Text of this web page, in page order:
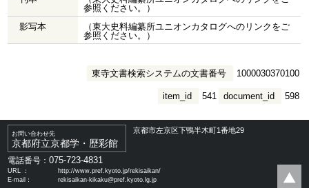
参照ください。）
影写本
（東大史料編纂所ユニオンカタログへのリンクをご
参照ください。）
東寺文書検索システムの文書番号 1000030370100
document_id 598
item_id 541
お問い合わせ先
京都府立京都学・歴彩館
京都市左京区下鴨半木町1番地29
電話番号：075-723-4831
URL ：
http://www.pref.kyoto.jp/rekisaikan/
E-mail：
rekisaikan-kikaku@pref.kyoto.lg.jp